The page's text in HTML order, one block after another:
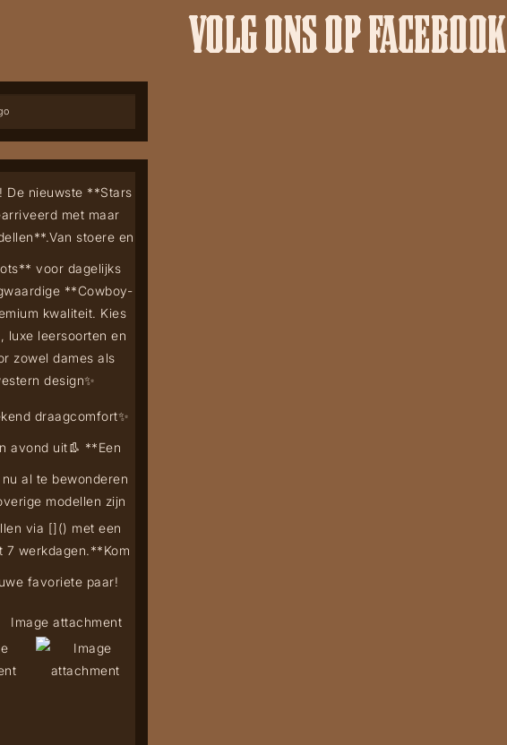
VOLG ONS OP FACEBOOK
De nieuwste **Stars
met maar
Van stoere en
voor dagelijks
**Cowboy-
kwaliteit. Kies
luxe leersoorten en
zowel dames als
design✨
draagcomfort✨
avond uit👢 **Een
al te bewonderen
modellen zijn
via []() met een
7 werkdagen.**Kom
favoriete paar!